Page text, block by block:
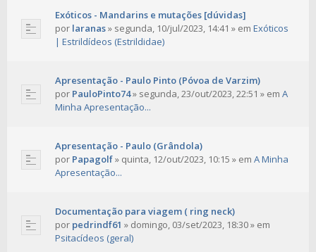
Exóticos - Mandarins e mutações [dúvidas]
por laranas» segunda, 10/jul/2023, 14:41 » em Exóticos
| Estrildídeos (Estrildidae)
Apresentação - Paulo Pinto (Póvoa de Varzim)
por PauloPinto74» segunda, 23/out/2023, 22:51 » em A
Minha Apresentação...
Apresentação - Paulo (Grândola)
por Papagolf» quinta, 12/out/2023, 10:15 » em A Minha
Apresentação...
Documentação para viagem ( ring neck)
por pedrindf61 » domingo, 03/set/2023, 18:30» em
Psitacídeos (geral)